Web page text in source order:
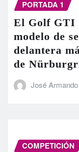
PORTADA 1
El Golf GTI
modelo de
delantera
de
José
COMPETICIÓN